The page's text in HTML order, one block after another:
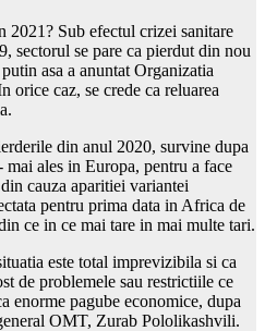
2021? Sub efectul crizei sanitare
sectorul se pare ca pierdut din nou
asa a anuntat Organizatia
caz, se crede ca reluarea
din anul 2020, survine dupa
ales in Europa, pentru a face
cauza aparitiei variantei
pentru prima data in Africa de
ce in ce mai tare in mai multe tari.
este total imprevizibila si ca
de problemele sau restrictiile ce
enorme pagube economice, dupa
OMT, Zurab Pololikashvili.